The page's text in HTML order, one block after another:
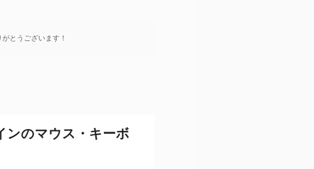
とうございます！
のマウス・キーボ